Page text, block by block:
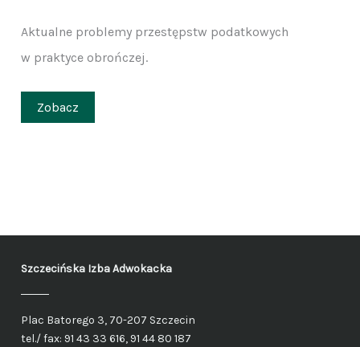
Aktualne problemy przestępstw podatkowych
w praktyce obrończej.
Zobacz
Szczecińska Izba Adwokacka
Plac Batorego 3, 70-207 Szczecin
tel./ fax: 91 43 33 616, 91 44 80 187